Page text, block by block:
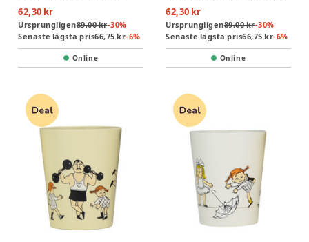
62,30 kr
Ursprungligen89,00 kr-30%
Senaste lägsta pris66,75 kr-6%
Online
62,30 kr
Ursprungligen89,00 kr-30%
Senaste lägsta pris66,75 kr-6%
Online